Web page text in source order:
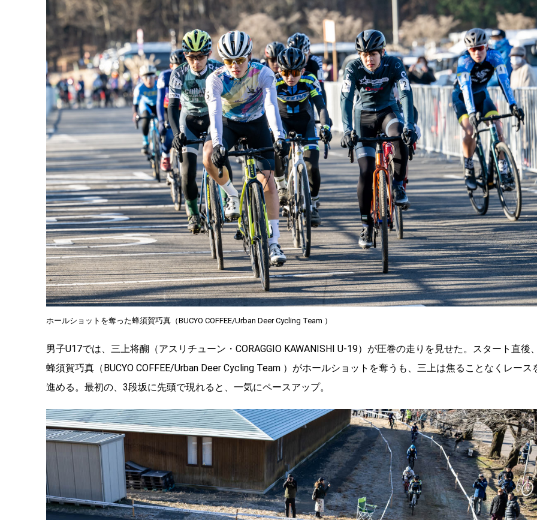
ホールショットを奪った蜂須賀巧真（BUCYO COFFEE/Urban Deer Cycling Team ）
男子U17では、三上将醐（アスリチューン・CORAGGIO KAWANISHI U-19）が圧巻の走りを見せた。スタート直後
蜂須賀巧真（BUCYO COFFEE/Urban Deer Cycling Team ）がホールショットを奪うも、三上は焦ることなくレース
進める。最初の、3段坂に先頭で現れると、一気にペースアップ。